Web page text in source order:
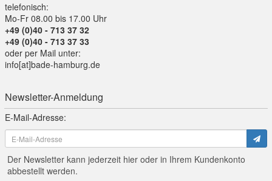
telefonisch:
Mo-Fr 08.00 bis 17.00 Uhr
+49 (0)40 - 713 37 32
+49 (0)40 - 713 37 33
oder per Mail unter:
info[at]bade-hamburg.de
Newsletter-Anmeldung
E-Mail-Adresse:
Der Newsletter kann jederzeit hier oder in Ihrem Kundenkonto
abbestellt werden.